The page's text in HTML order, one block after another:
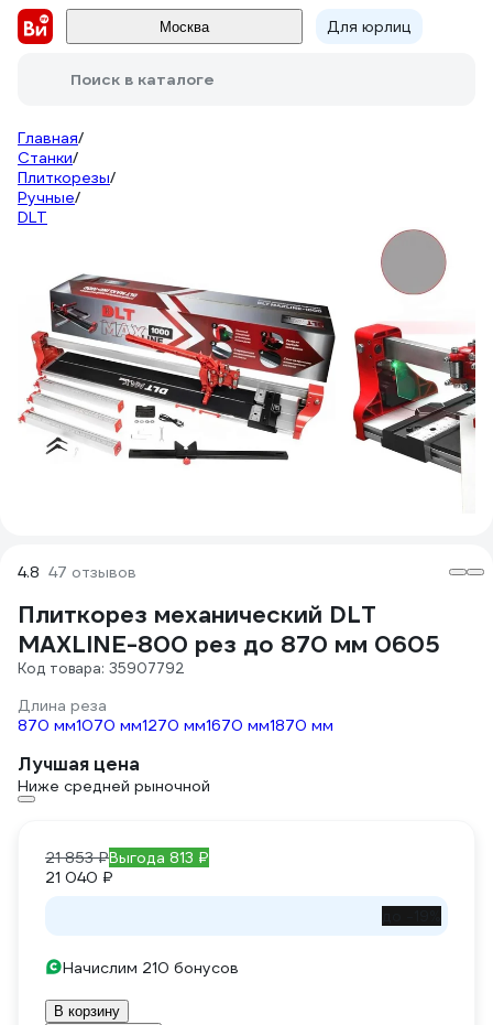
Москва Для юрлиц
Поиск в каталоге
Главная/
Станки/
Плиткорезы/
Ручные/
DLT
4.8 47 отзывов
Плиткорез механический DLT
MAXLINE-800 рез до 870 мм 0605
Код товара: 35907792
Длина реза
870 мм1070 мм1270 мм1670 мм1870 мм
Лучшая цена
Ниже средней рыночной
21 853 ₽Выгода 813 ₽
21 040 ₽
Начислим 210 бонусов
В корзину